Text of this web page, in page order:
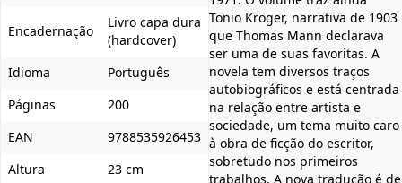
Encadernação
Livro capa dura
(hardcover)
Idioma
Português
Páginas
200
EAN
9788535926453
Altura
23 cm
Tonio Kröger, narrativa de 1903
que Thomas Mann declarava
ser uma de suas favoritas. A
novela tem diversos traços
autobiográficos e está centrada
na relação entre artista e
sociedade, um tema muito caro
à obra de ficção do escritor,
sobretudo nos primeiros
trabalhos. A nova tradução é de